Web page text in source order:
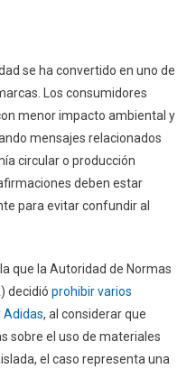
se ha convertido en uno de
Los consumidores
menor impacto ambiental y
mensajes relacionados
circular o producción
deben estar
para evitar confundir al
que la Autoridad de Normas
decidió prohibir varios
Adidas, al considerar que
sobre el uso de materiales
el caso representa una